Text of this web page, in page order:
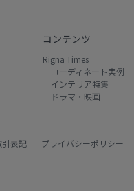
コンテンツ
Rigna Times
コーディネート実例
インテリア特集
ドラマ・映画
引表記 プライバシーポリシー